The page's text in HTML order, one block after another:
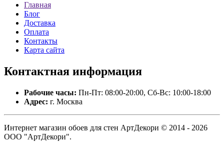
Главная
Блог
Доставка
Оплата
Контакты
Карта сайта
Контактная информация
Рабочие часы: Пн-Пт: 08:00-20:00, Сб-Вс: 10:00-18:00
Адрес: г. Москва
Интернет магазин обоев для стен АртДекори © 2014 - 2026
ООО "АртДекори".